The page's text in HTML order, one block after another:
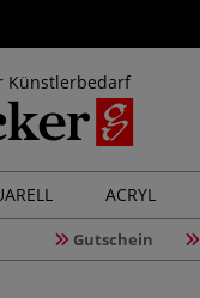
Künstlerbedarf
ACRYL
Gutschein